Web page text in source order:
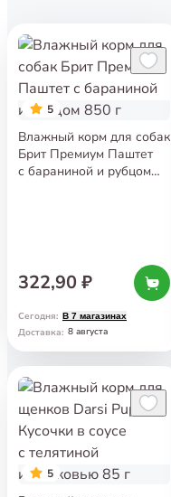
5
Влажный корм для собак
Брит Премиум Паштет
с бараниной и рубцом
322,90 ₽
Сегодня: В 7 магазинах
Доставка: 8 августа
5